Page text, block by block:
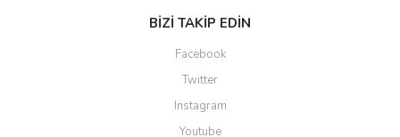
BİZİ TAKİP EDİN
Facebook
Twitter
Instagram
Youtube